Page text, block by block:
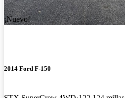
¡Nuevo!
2014 Ford F-150